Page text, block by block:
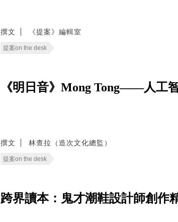
撰文 《提案》編輯室
提案on the desk
《明日音》Mong Tong——人工
撰文 林查拉（造次文化總監）
提案on the desk
跨界讀本：鬼才潮鞋設計師創作